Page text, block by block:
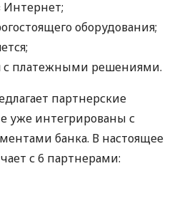
Интернет;
оборудования;
с платежными решениями.
партнерские
уже интегрированы с
банка. В настоящее
с 6 партнерами: